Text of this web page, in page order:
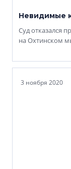
Невидимые
Суд отказался
на Охтинском
3 ноября 2020